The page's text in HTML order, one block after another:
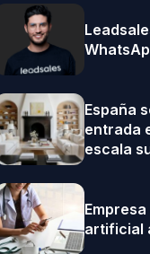
España
entrada
escala
artificial